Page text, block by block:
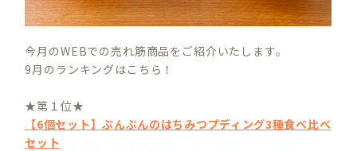
今月のWEBでの売れ筋商品をご紹介いたします。
9月のランキングはこちら！
★第１位★
【6個セット】ぶんぶんのはちみつプディング3種食べ比べ
セット